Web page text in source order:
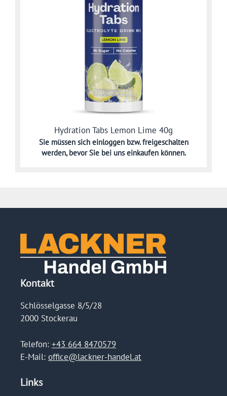
Hydration Tabs Lemon Lime 40g
Sie müssen sich einloggen bzw. freigeschalten
werden,bevor Sie bei uns einkaufen können.
Kontakt
Schlösselgasse 8/5/28
2000 Stockerau
Telefon: +43 664 8470579
E-Mail: office@lackner-handel.at
Links